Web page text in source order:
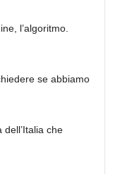
l’algoritmo.
se abbiamo
che